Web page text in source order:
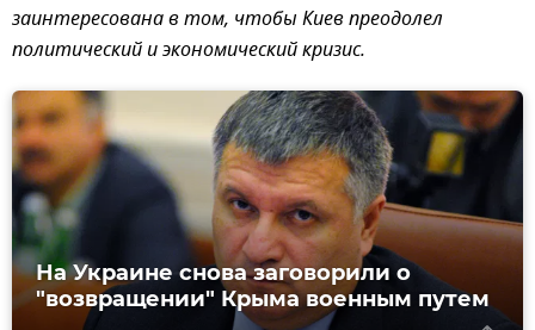
заинтересована в том, чтобы Киев преодолел
политический и экономический кризис.
На Украине снова заговорили о
"возвращении" Крыма военным путем